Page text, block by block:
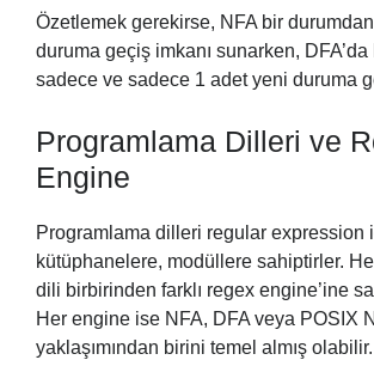
Özetlemek gerekirse, NFA bir
duruma geçiş imkanı sunarken,
sadece ve sadece 1 adet yeni duruma
Programlama Dilleri ve
Engine
Programlama dilleri regular expression
kütüphanelere, modüllere sahiptirler.
dili birbirinden farklı regex engine’ine
Her engine ise NFA, DFA veya POSIX
yaklaşımından birini temel almış olabilir.